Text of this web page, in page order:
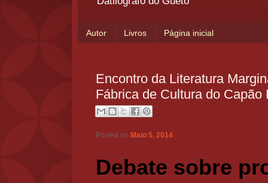
Autor Livros Página inicial
Encontro da Literatura
Fábrica de Cultura do Capão
Debate sobre
Posted on Maio 5, 2014